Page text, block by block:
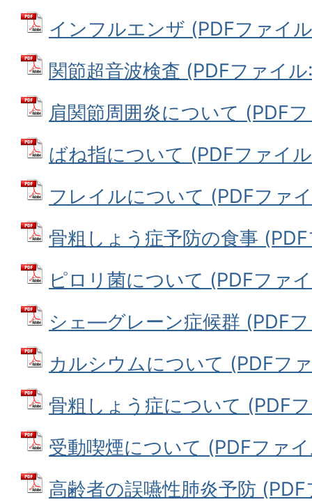
インフルエンザ (PDFファイ
関節超音波検査 (PDFファイ
肩関節周囲炎について (PDF
ばね指について (PDFファイ
フレイルについて (PDFファ
骨粗しょう症予防の食事
ピロリ菌について (PDFファ
シェ—グレーン症候群 (PDF
カルシウムについて (PDFフ
骨粗しょう症について (PDF
受動喫煙について (PDFファ
高齢者の誤嚥性肺炎予防